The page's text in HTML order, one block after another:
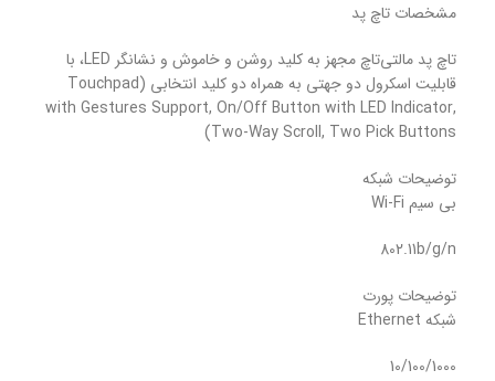
مشخصات تاچ پد
تاچ پد مالتی‌تاچ مجهز به کلید روشن و خاموش و نشانگر LED، با
قابلیت اسکرول دو جهتی به همراه دو کلید انتخابی (Touchpad
with Gestures Support, On/Off Button with LED Indicator,
Two-Way Scroll, Two Pick Buttons)
توضیحات شبکه
بی سیم Wi-Fi
802.11b/g/n
توضیحات پورت
شبکه Ethernet
10/100/1000